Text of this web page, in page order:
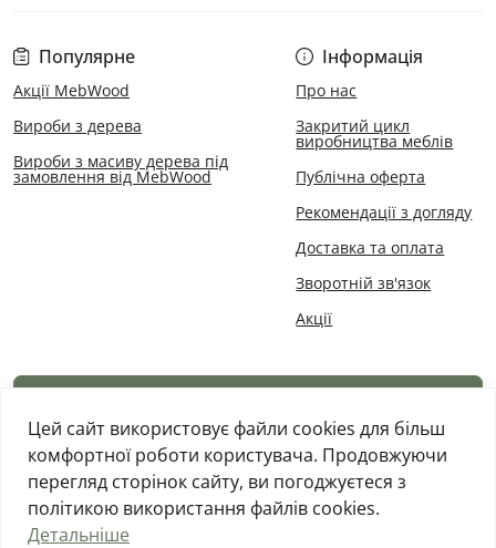
Популярне
Акції MebWood
Вироби з дерева
Вироби з масиву дерева під
замовлення від MebWood
Інформація
Про нас
Закритий цикл
виробництва меблів
Публічна оферта
Рекомендації з догляду
Доставка та оплата
Зворотній зв'язок
Акції
Цей сайт використовує файли cookies для більш
комфортної роботи користувача. Продовжуючи
перегляд сторінок сайту, ви погоджуєтеся з
політикою використання файлів cookies.
Детальніше